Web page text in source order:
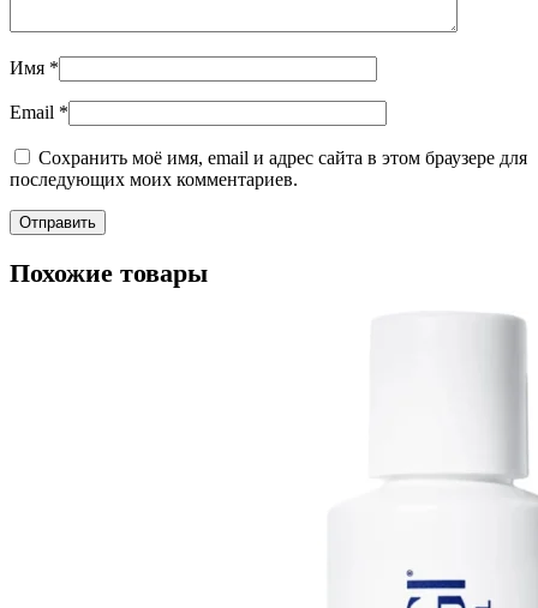
Имя *
Email *
Сохранить моё имя, email и адрес сайта в этом браузере для
последующих моих комментариев.
Похожие товары